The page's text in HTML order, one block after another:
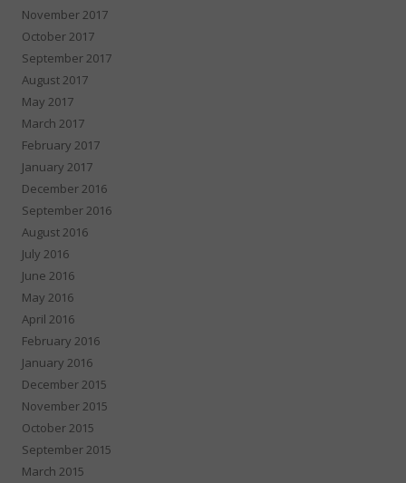
November 2017
October 2017
September 2017
August 2017
May 2017
March 2017
February 2017
January 2017
December 2016
September 2016
August 2016
July 2016
June 2016
May 2016
April 2016
February 2016
January 2016
December 2015
November 2015
October 2015
September 2015
March 2015